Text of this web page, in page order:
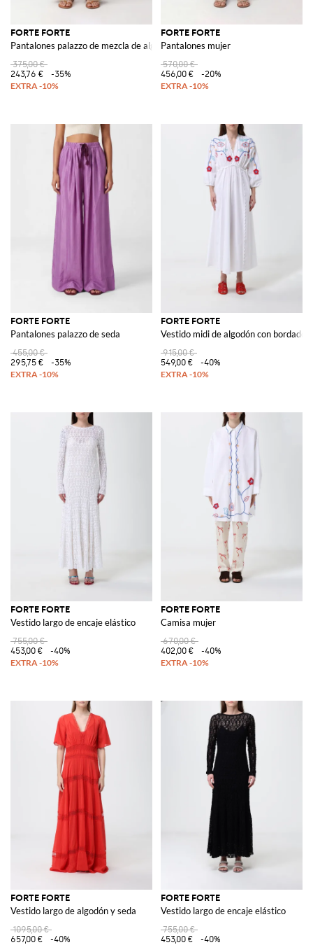
FORTE FORTE
Pantalones palazzo de mezcla de algodón
375,00 €
243,76 €
-35%
FORTE FORTE
Pantalones mujer
570,00 €
456,00 €
-20%
FORTE FORTE
Pantalones palazzo de seda
455,00 €
295,75 €
-35%
FORTE FORTE
Vestido midi de algodón con bordado
915,00 €
549,00 €
-40%
FORTE FORTE
Vestido largo de encaje elástico
755,00 €
453,00 €
-40%
FORTE FORTE
Camisa mujer
670,00 €
402,00 €
-40%
FORTE FORTE
Vestido largo de algodón y seda
1095,00 €
657,00 €
-40%
FORTE FORTE
Vestido largo de encaje elástico
755,00 €
453,00 €
-40%